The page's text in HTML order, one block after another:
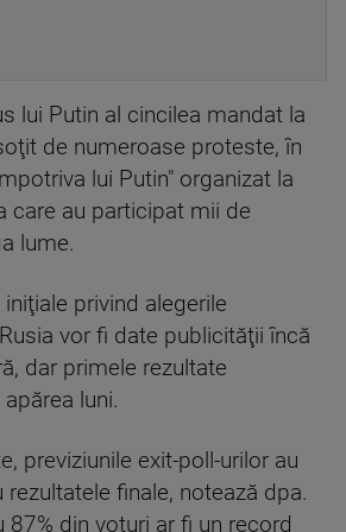
lui Putin al cincilea mandat la
de numeroase proteste, în
lui Putin" organizat la
care au participat mii de
lume.
privind alegerile
vor fi date publicităţii încă
dar primele rezultate
luni.
previziunile exit-poll-urilor au
finale, notează dpa.
87% din voturi ar fi un record